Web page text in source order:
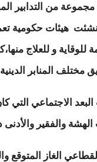
من التدابير
نشئت هيئات
للوقاية و للعلاج
المنابر الدينية
الاجتماعي التي
والفقير والأدنى
الغاز المتوقع